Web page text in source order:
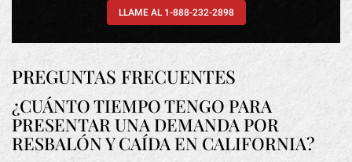
LLAME AL 1-888-232-2898
PREGUNTAS FRECUENTES
¿CUÁNTO TIEMPO TENGO PARA
PRESENTAR UNA DEMANDA POR
RESBALÓN Y CAÍDA EN CALIFORNIA?